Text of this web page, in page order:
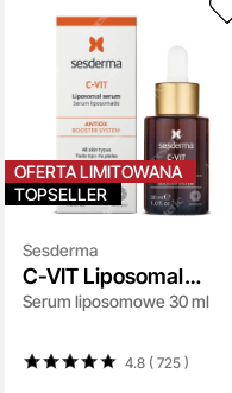
OFERTA LIMITOWANA
TOPSELLER
Sesderma
C-VIT Liposomal
Serum
Serum liposomowe 30 ml
4.8 ( 725)